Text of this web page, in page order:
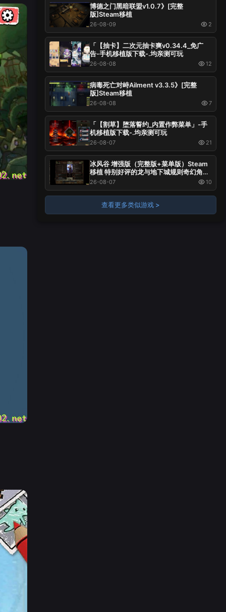
博德之门黑暗联盟v1.0.7》[完整
版]Steam移植
26-08-09 2
「【抽卡】二次元抽卡爽v0.34.4_免广
告-手机移植版下载-.均亲测可玩
26-08-08 12
病毒死亡对峙Ailment v3.3.5》[完整
版]Steam移植
26-08-08 7
「【割草】堕落誓约_内置作弊菜单」-手
机移植版下载-.均亲测可玩
26-08-07 21
冰风谷 增强版（完整版+菜单版）Steam
移植 特别好评的龙与地下城规则奇幻角色
扮演游戏！
26-08-07 10
查看更多类似游戏 >